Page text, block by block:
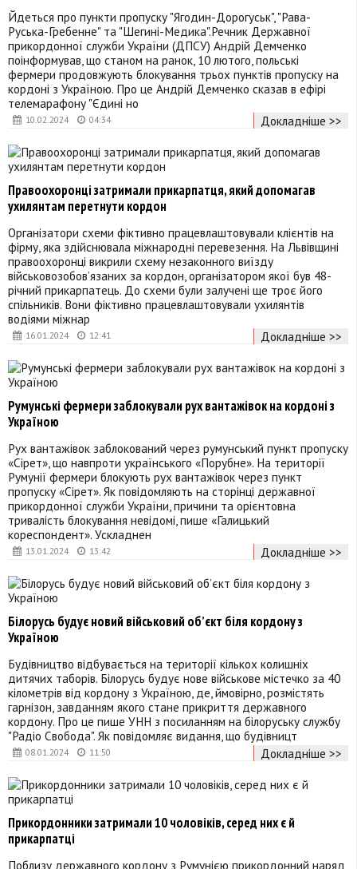
10.02.2024 04:34
Йдеться про пункти пропуску "Ягодин-Дорогуськ", "Рава-
Руська-Гребенне" та "Шегині-Медика".Речник Державної
прикордонної служби України (ДПСУ) Андрій Демченко
поінформував, що станом на ранок, 10 лютого, польські
фермери продовжують блокування трьох пунктів пропуску на
кордоні з Україною. Про це Андрій Демченко сказав в ефірі
телемарафону "Єдині но
Докладніше >>
16.01.2024 12:41
Правоохоронці затримали прикарпатця, який допомагав
ухилянтам перетнути кордон
Організатори схеми фіктивно працевлаштовували клієнтів на
фірму, яка здійснювала міжнародні перевезення. На Львівщині
правоохоронці викрили схему незаконного виїзду
військовозобов’язаних за кордон, організатором якої був 48-
річний прикарпатець. До схеми були залучені ще троє його
спільників. Вони фіктивно працевлаштовували ухилянтів
водіями міжнар
Докладніше >>
13.01.2024 13:42
Румунські фермери заблокували рух вантажівок на кордоні з
Україною
Рух вантажівок заблокований через румунський пункт пропуску
«Сірет», що навпроти українського «Порубне». На території
Румунії фермери блокують рух вантажівок через пункт
пропуску «Сірет». Як повідомляють на сторінці державної
прикордонної служби України, причини та орієнтовна
тривалість блокування невідомі, пише «Галицький
кореспондент». Ускладнен
Докладніше >>
08.01.2024 11:50
Білорусь будує новий військовий об’єкт біля кордону з
Україною
Будівництво відбувається на території кількох колишніх
дитячих таборів. Білорусь будує нове військове містечко за 40
кілометрів від кордону з Україною, де, ймовірно, розмістять
гарнізон, завданням якого стане прикриття державного
кордону. Про це пише УНН з посиланням на білоруську службу
"Радіо Свобода". Як повідомляє видання, що будівницт
Докладніше >>
Прикордонники затримали 10 чоловіків, серед них є й
прикарпатці
Поблизу державного кордону з Румунією прикордонний наряд